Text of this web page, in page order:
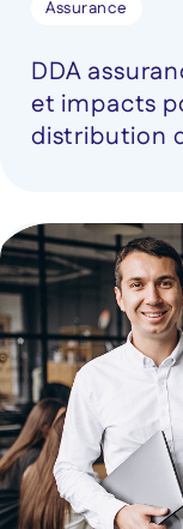
Assurance
DDA
et impacts
distribution